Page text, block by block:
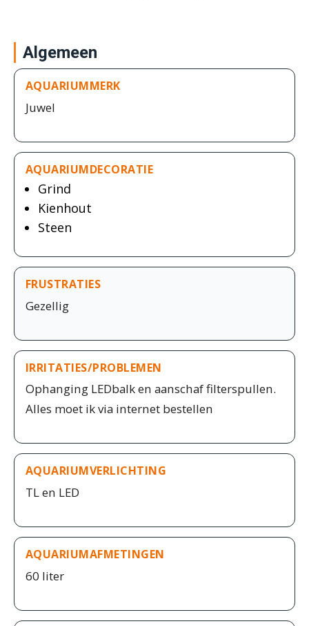
Algemeen
AQUARIUMMERK
Juwel
AQUARIUMDECORATIE
Grind
Kienhout
Steen
FRUSTRATIES
Gezellig
IRRITATIES/PROBLEMEN
Ophanging LEDbalk en aanschaf filterspullen.
Alles moet ik via internet bestellen
AQUARIUMVERLICHTING
TL en LED
AQUARIUMAFMETINGEN
60 liter